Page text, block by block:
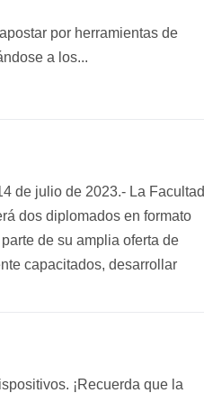
por herramientas de
a los...
de julio de 2023.- La Facultad
dos diplomados en formato
de su amplia oferta de
capacitados, desarrollar
¡Recuerda que la